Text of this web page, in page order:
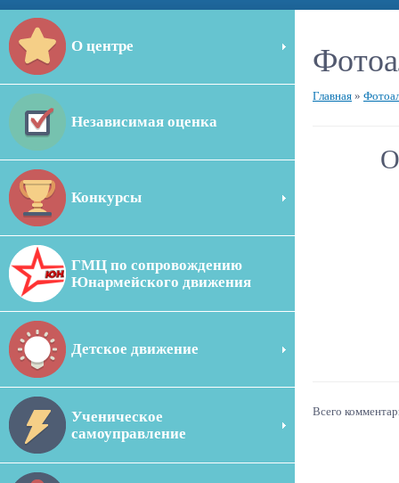
О центре
Независимая оценка
Конкурсы
ГМЦ по сопровождению
Юнармейского движения
Детское движение
Ученическое
самоуправление
Главная »
Всего